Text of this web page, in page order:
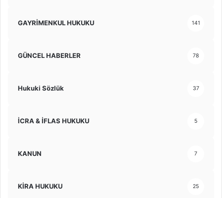
GAYRİMENKUL HUKUKU 141
GÜNCEL HABERLER 78
Hukuki Sözlük 37
İCRA & İFLAS HUKUKU 5
KANUN 7
KİRA HUKUKU 25